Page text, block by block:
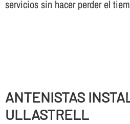
servicios sin hacer perder el
ANTENISTAS
ULLASTRELL